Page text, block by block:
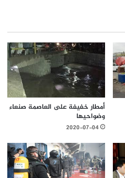
أمطار خفيفة على العاصمة صنعاء
وضواحيها
2020-07-04